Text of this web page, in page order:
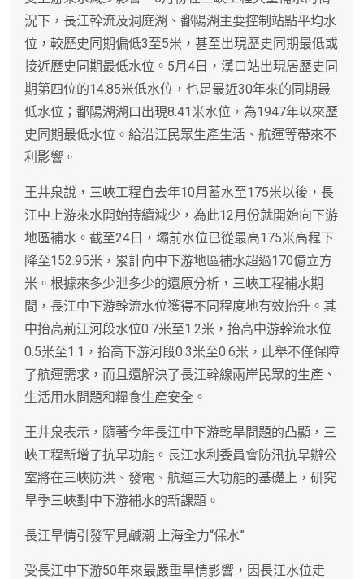
況下，長江幹流及洞庭湖、鄱陽湖主要控制站點平均水
位，較歷史同期偏低3至5米，甚至出現歷史同期最低或
接近歷史同期最低水位。5月4日，漢口站出現居歷史同
期第四位的14.85米低水位，也是最近30年來的同期最
低水位；鄱陽湖湖口出現8.41米水位，為1947年以來歷
史同期最低水位。給沿江民眾生產生活、航運等帶來不
利影響。
王井泉說，三峽工程自去年10月蓄水至175米以後，長
江中上游來水開始持續減少，為此12月份就開始向下游
地區補水。截至24日，壩前水位已從最高175米高程下
降至152.95米，累計向中下游地區補水超過170億立方
米。根據來多少泄多少的還原分析，三峽工程補水期
間，長江中下游幹流水位獲得不同程度地有效抬升。其
中抬高荊江河段水位0.7米至1.2米，抬高中游幹流水位
0.5米至1.1，抬高下游河段0.3米至0.6米，此舉不僅保障
了航運需求，而且還解決了長江幹線兩岸民眾的生產、
生活用水問題和糧食生產安全。
王井泉表示，隨著今年長江中下游乾旱問題的凸顯，三
峽工程新增了抗旱功能。長江水利委員會防汛抗旱辦公
室將在三峽防洪、發電、航運三大功能的基礎上，研究
旱季三峽對中下游補水的新課題。
長江旱情引發罕見鹹潮 上海全力“保水”
受長江中下游50年來最嚴重旱情影響，因長江水位走